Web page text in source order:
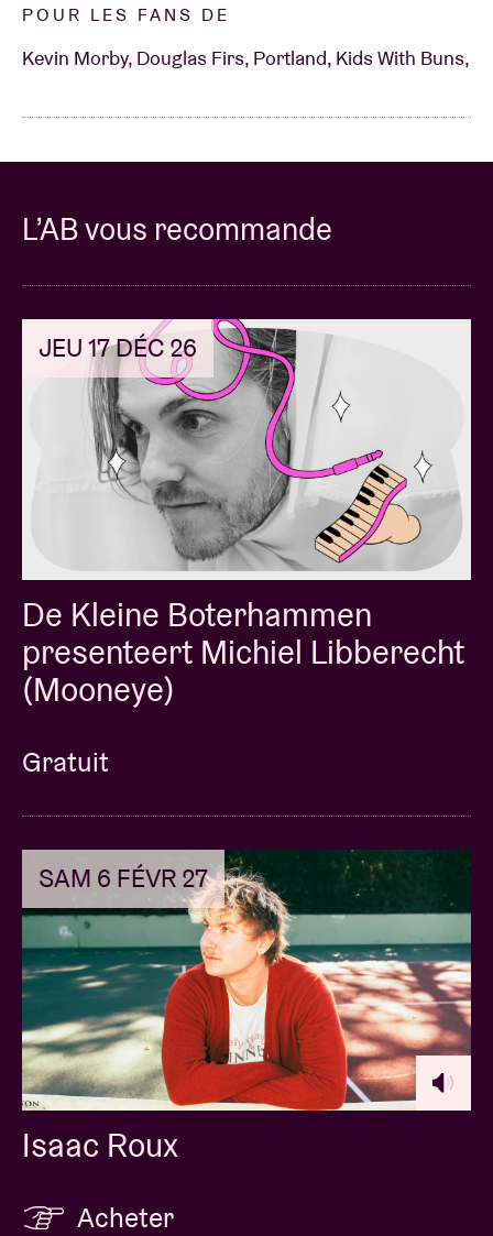
POUR LES FANS DE
Kevin Morby, Douglas Firs, Portland, Kids With Buns,
L’AB vous recommande
JEU 17 DÉC 26
De Kleine Boterhammen
presenteert Michiel Libberecht
(Mooneye)
Gratuit
SAM 6 FÉVR 27
Isaac Roux
Acheter